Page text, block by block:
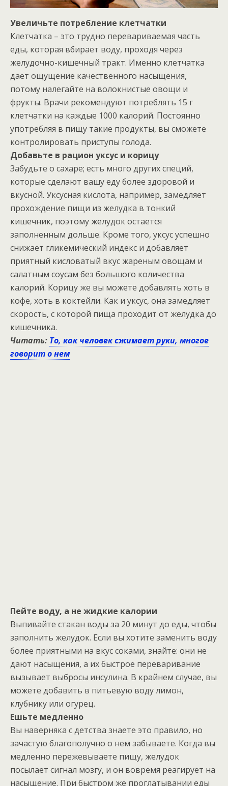
Увеличьте потребление клетчатки
Клетчатка – это трудно перевариваемая часть
еды, которая вбирает воду, проходя через
желудочно-кишечный тракт. Именно клетчатка
дает ощущение качественного насыщения,
потому налегайте на волокнистые овощи и
фрукты. Врачи рекомендуют потреблять 15 г
клетчатки на каждые 1000 калорий. Постоянно
употребляя в пищу такие продукты, вы сможете
контролировать приступы голода.
Добавьте в рацион уксус и корицу
Забудьте о сахаре; есть много других специй,
которые сделают вашу еду более здоровой и
вкусной. Уксусная кислота, например, замедляет
прохождение пищи из желудка в тонкий
кишечник, поэтому желудок остается
заполненным дольше. Кроме того, уксус успешно
снижает гликемический индекс и добавляет
приятный кисловатый вкус жареным овощам и
салатным соусам без большого количества
калорий. Корицу же вы можете добавлять хоть в
кофе, хоть в коктейли. Как и уксус, она замедляет
скорость, с которой пища проходит от желудка до
кишечника.
Читать: То, как человек сжимает руки, многое
говорит о нем
Пейте воду, а не жидкие калории
Выпивайте стакан воды за 20 минут до еды, чтобы
заполнить желудок. Если вы хотите заменить воду
более приятными на вкус соками, знайте: они не
дают насыщения, а их быстрое переваривание
вызывает выбросы инсулина. В крайнем случае, вы
можете добавить в питьевую воду лимон,
клубнику или огурец.
Ешьте медленно
Вы наверняка с детства знаете это правило, но
зачастую благополучно о нем забываете. Когда вы
медленно пережевываете пищу, желудок
посылает сигнал мозгу, и он вовремя реагирует на
насыщение. При быстром же проглатывании еды